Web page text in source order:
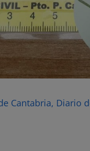
Cantabria, Diario